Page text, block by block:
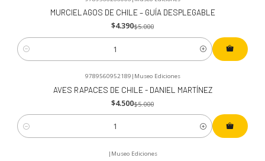
OFF
MURCIELAGOS DE CHILE – GUÍA DESPLEGABLE
$4.390$5.000
Cantidad
OFF
9789560952189 | Museo Ediciones
AVES RAPACES DE CHILE - DANIEL MARTÍNEZ
$4.500$5.000
Cantidad
| Museo Ediciones